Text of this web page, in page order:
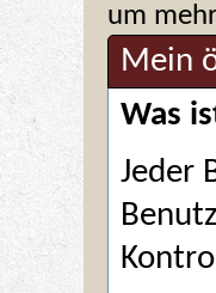
um
Mein
Was
Jeder